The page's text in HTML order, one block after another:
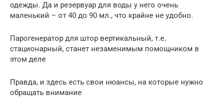
одежды. Да и резервуар для воды у него очень
маленький – от 40 до 90 мл., что крайне не удобно.
Парогенератор для штор вертикальный, т.е.
стационарный, станет незаменимым помощником в
этом деле
Правда, и здесь есть свои нюансы, на которые нужно
обращать внимание